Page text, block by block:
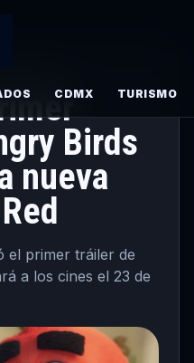
CDMX TURISMO
Birds
nueva
el primer tráiler de
a los cines el 23 de